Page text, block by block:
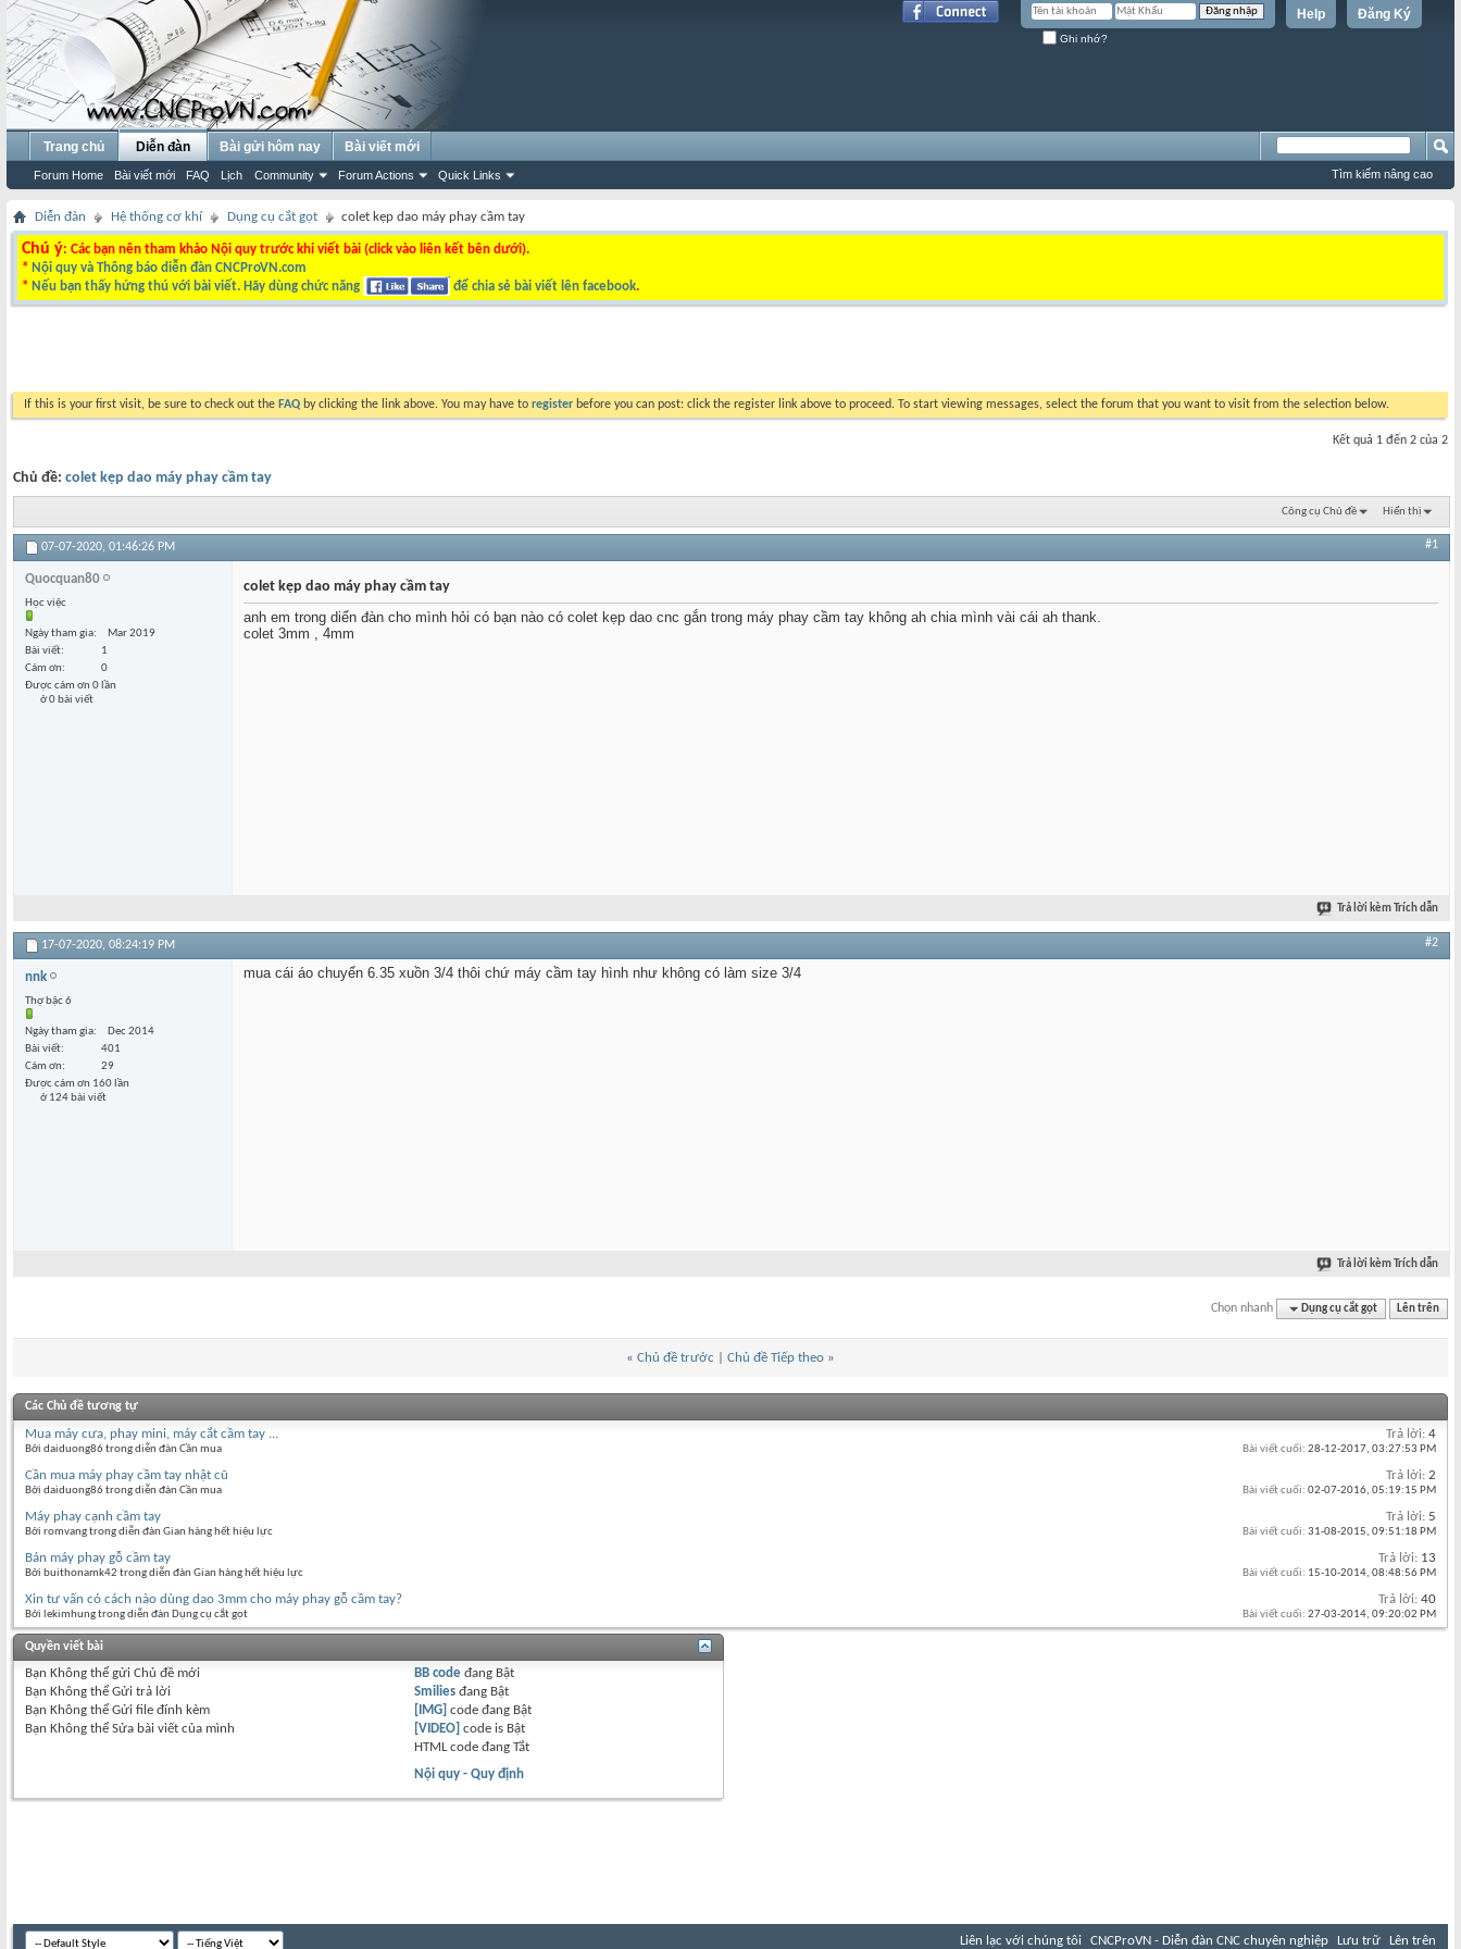
Đăng Ký
Help
Ghi nhớ?
Trang chủ Diễn đàn
Forum Home Bài viết mới FAQ Lịch Community Forum Actions Quick Links
Bài gửi hôm nay Bài viết mới
Tìm kiếm nâng cao
Diễn đàn Hệ thống cơ khí Dụng cụ cắt gọt colet kẹp dao máy phay cầm tay
Chú ý: Các bạn nên tham khảo Nội quy trước khi viết bài (click vào liên kết bên dưới).
* Nội quy và Thông báo diễn đàn CNCProVN.com
* Nếu bạn thấy hứng thú với bài viết. Hãy dùng chức năng để chia sẻ bài viết lên facebook.
If this is your first visit, be sure to check out the FAQ by clicking the link above. You may have to register before you can post: click the register link above to proceed. To start viewing messages, select the forum that you want to visit from the selection below.
Kết quả 1 đến 2 của 2
Chủ đề: colet kẹp dao máy phay cầm tay
Công cụ Chủ đề Hiển thị
07-07-2020, 01:46:26 PM #1
Quocquan80
Học việc
Ngày tham gia
Mar 2019
Bài viết
1
Cám ơn
0
Được cám ơn 0 lần
ở 0 bài viết
colet kẹp dao máy phay cầm tay
anh em trong diển đàn cho mình hỏi có bạn nào có colet kẹp dao cnc gắn trong máy phay cầm tay không ah chia mình vài cái ah thank.
colet 3mm , 4mm
Trả lời kèm Trích dẫn
17-07-2020, 08:24:19 PM #2
nnk
Thợ bậc 6
Ngày tham gia
Dec 2014
Bài viết
401
Cám ơn
29
Được cám ơn 160 lần
ở 124 bài viết
mua cái áo chuyển 6.35 xuồn 3/4 thôi chứ máy cầm tay hình như không có làm size 3/4
Trả lời kèm Trích dẫn
Chọn nhanh Dụng cụ cắt gọt Lên trên
« Chủ đề trước Chủ đề Tiếp theo »
Các Chủ đề tương tự
Mua máy cưa, phay mini, máy cắt cầm tay ...
Bởi daiduong86 trong diễn đàn Cần mua
Trả lời: 4
Bài viết cuối: 28-12-2017, 03:27:53 PM
Cần mua máy phay cầm tay nhật cũ
Bởi daiduong86 trong diễn đàn Cần mua
Trả lời: 2
Bài viết cuối: 02-07-2016, 05:19:15 PM
Máy phay cạnh cầm tay
Bởi romvang trong diễn đàn Gian hàng hết hiệu lực
Trả lời: 5
Bài viết cuối: 31-08-2015, 09:51:18 PM
Bán máy phay gỗ cầm tay
Bởi buithonamk42 trong diễn đàn Gian hàng hết hiệu lực
Trả lời: 13
Bài viết cuối: 15-10-2014, 08:48:56 PM
Xin tư vấn có cách nào dùng dao 3mm cho máy phay gỗ cầm tay?
Bởi lekimhung trong diễn đàn Dụng cụ cắt gọt
Trả lời: 40
Bài viết cuối: 27-03-2014, 09:20:02 PM
Quyền viết bài
Bạn Không thể gửi Chủ đề mới
Bạn Không thể Gửi trả lời
Bạn Không thể Gửi file đính kèm
Bạn Không thể Sửa bài viết của mình
BB codeđang Bật
Smiliesđang Bật
[IMG] code đang Bật
[VIDEO] code is Bật
HTML code đang Tắt
Nội quy - Quy định
Liên lạc với chúng tôi CNCProVN - Diễn đàn CNC chuyên nghiệp Lưu trữ Lên trên